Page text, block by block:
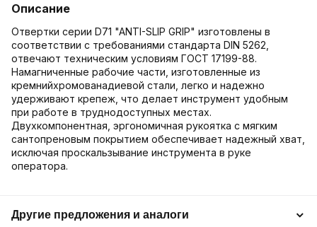
Описание
Отвертки серии D71 "ANTI-SLIP GRIP" изготовлены в
соответствии с требованиями стандарта DIN 5262,
отвечают техническим условиям ГОСТ 17199-88.
Намагниченные рабочие части, изготовленные из
кремнийхромованадиевой стали, легко и надежно
удерживают крепеж, что делает инструмент удобным
при работе в труднодоступных местах.
Двухкомпонентная, эргономичная рукоятка с мягким
сантопреновым покрытием обеспечивает надежный хват,
исключая проскальзывание инструмента в руке
оператора.
Другие предложения и аналоги